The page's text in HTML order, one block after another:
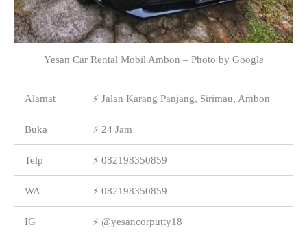
Yesan Car Rental Mobil Ambon – Photo by Google
Alamat ⚡ Jalan Karang Panjang, Sirimau, Ambon
Buka ⚡ 24 Jam
Telp ⚡ 082198350859
WA ⚡ 082198350859
IG ⚡ @yesancorputty18